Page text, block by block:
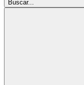
Buscar...